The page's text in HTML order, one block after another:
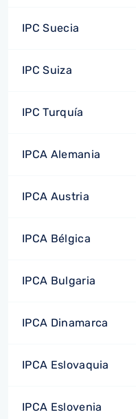
IPC Suecia
IPC Suiza
IPC Turquía
IPCA Alemania
IPCA Austria
IPCA Bélgica
IPCA Bulgaria
IPCA Dinamarca
IPCA Eslovaquia
IPCA Eslovenia